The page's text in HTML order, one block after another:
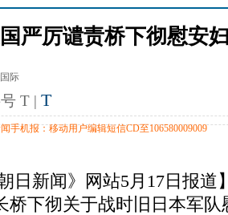
严厉谴责桥下彻慰安
际
T | T
手机报：移动用户编辑短信CD至106580009009
新闻》网站5月17日报道
桥下彻关于战时旧日本军队